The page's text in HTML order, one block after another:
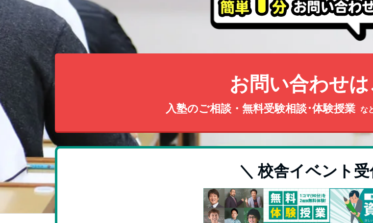
お問い合わせ
入塾のご相談・無料受験相談･体験授業 な
＼ 校舎イベント受